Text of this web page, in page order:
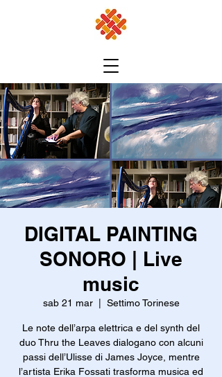
DIGITAL PAINTING
SONORO | Live
music
sab 21 mar
  |
Settimo Torinese
Le note dell’arpa elettrica e del synth del
duo Thru the Leaves dialogano con alcuni
passi dell’Ulisse di James Joyce, mentre
l’artista Erika Fossati trasforma musica ed